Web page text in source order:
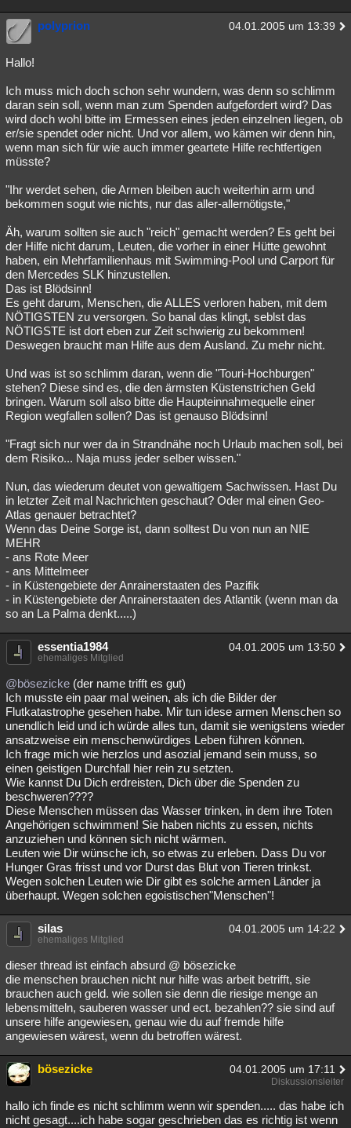
polyprion 04.01.2005 um 13:39
Hallo!
Ich muss mich doch schon sehr wundern, was denn so schlimm
daran sein soll, wenn man zum Spenden aufgefordert wird? Das
wird doch wohl bitte im Ermessen eines jeden einzelnen liegen, ob
er/sie spendet oder nicht. Und vor allem, wo kämen wir denn hin,
wenn man sich für wie auch immer geartete Hilfe rechtfertigen
müsste?
"Ihr werdet sehen, die Armen bleiben auch weiterhin arm und
bekommen sogut wie nichts, nur das aller-allernötigste,"
Äh, warum sollten sie auch "reich" gemacht werden? Es geht bei
der Hilfe nicht darum, Leuten, die vorher in einer Hütte gewohnt
haben, ein Mehrfamilienhaus mit Swimming-Pool und Carport für
den Mercedes SLK hinzustellen.
Das ist Blödsinn!
Es geht darum, Menschen, die ALLES verloren haben, mit dem
NÖTIGSTEN zu versorgen. So banal das klingt, seblst das
NÖTIGSTE ist dort eben zur Zeit schwierig zu bekommen!
Deswegen braucht man Hilfe aus dem Ausland. Zu mehr nicht.
Und was ist so schlimm daran, wenn die "Touri-Hochburgen"
stehen? Diese sind es, die den ärmsten Küstenstrichen Geld
bringen. Warum soll also bitte die Haupteinnahmequelle einer
Region wegfallen sollen? Das ist genauso Blödsinn!
"Fragt sich nur wer da in Strandnähe noch Urlaub machen soll, bei
dem Risiko... Naja muss jeder selber wissen."
Nun, das wiederum deutet von gewaltigem Sachwissen. Hast Du
in letzter Zeit mal Nachrichten geschaut? Oder mal einen Geo-
Atlas genauer betrachtet?
Wenn das Deine Sorge ist, dann solltest Du von nun an NIE
MEHR
- ans Rote Meer
- ans Mittelmeer
- in Küstengebiete der Anrainerstaaten des Pazifik
- in Küstengebiete der Anrainerstaaten des Atlantik (wenn man da
so an La Palma denkt.....)
essentia1984 04.01.2005 um 13:50
ehemaliges Mitglied
@bösezicke (der name trifft es gut)
Ich musste ein paar mal weinen, als ich die Bilder der
Flutkatastrophe gesehen habe. Mir tun idese armen Menschen so
unendlich leid und ich würde alles tun, damit sie wenigstens wieder
ansatzweise ein menschenwürdiges Leben führen können.
Ich frage mich wie herzlos und asozial jemand sein muss, so
einen geistigen Durchfall hier rein zu setzten.
Wie kannst Du Dich erdreisten, Dich über die Spenden zu
beschweren????
Diese Menschen müssen das Wasser trinken, in dem ihre Toten
Angehörigen schwimmen! Sie haben nichts zu essen, nichts
anzuziehen und können sich nicht wärmen.
Leuten wie Dir wünsche ich, so etwas zu erleben. Dass Du vor
Hunger Gras frisst und vor Durst das Blut von Tieren trinkst.
Wegen solchen Leuten wie Dir gibt es solche armen Länder ja
überhaupt. Wegen solchen egoistischen"Menschen"!
silas 04.01.2005 um 14:22
ehemaliges Mitglied
dieser thread ist einfach absurd @ bösezicke
die menschen brauchen nicht nur hilfe was arbeit betrifft, sie
brauchen auch geld. wie sollen sie denn die riesige menge an
lebensmitteln, sauberen wasser und ect. bezahlen?? sie sind auf
unsere hilfe angewiesen, genau wie du auf fremde hilfe
angewiesen wärest, wenn du betroffen wärest.
bösezicke 04.01.2005 um 17:11
Diskussionsleiter
hallo ich finde es nicht schlimm wenn wir spenden..... das habe ich
nicht gesagt....ich habe sogar geschrieben das es richtig ist wenn